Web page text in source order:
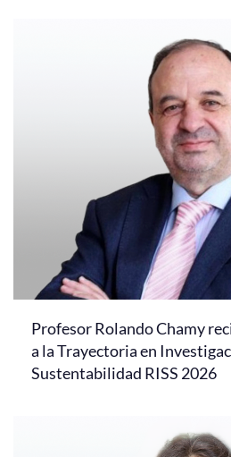
Profesor Rolando Chamy
a la Trayectoria en
Sustentabilidad RISS 2026